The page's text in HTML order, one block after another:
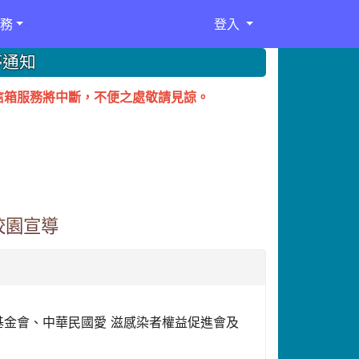
登入
知
服務將中斷，不便之處敬請見諒。
園宣導
會、中華民國愛 滋感染者權益促進會及